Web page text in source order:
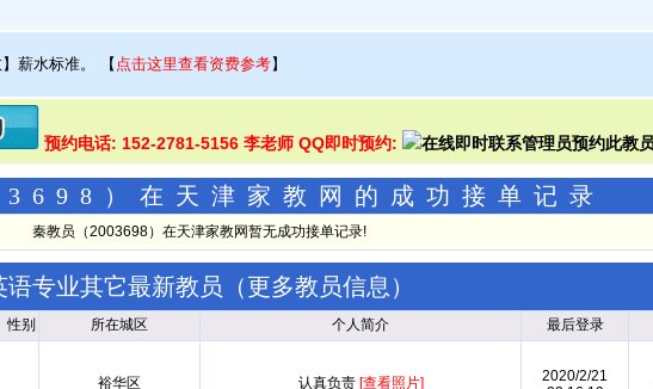
薪水标准。 【 点击这里查看资费参考】
预约电话: 152-2781-5156 李老师 QQ即时预约:
）在天津家教网的成功接单记录
秦教员（2003698）在天津家教网暂无成功接单记录!
语专业其它最新教员（更多教员信息 ）
性别 所在城区 个人简介 最后登录
裕华区 认真负责 [查看照片]
2020/2/21